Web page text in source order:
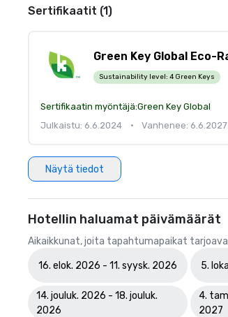
Sertifikaatit (1)
Green Key Global Eco-
Sustainability level: 4 Green Keys
Sertifikaatin myöntäjä:Green Key Global
Julkaistu: 6.6.2024
• Vanhenee: 6.6.2027
Näytä tiedot
Hotellin haluamat päivämäärät
Aikaikkunat, joita tapahtumapaikat
16. elok. 2026 - 11. syysk. 2026 5.
14. jouluk. 2026 - 18. jouluk.
2026
4.
2027